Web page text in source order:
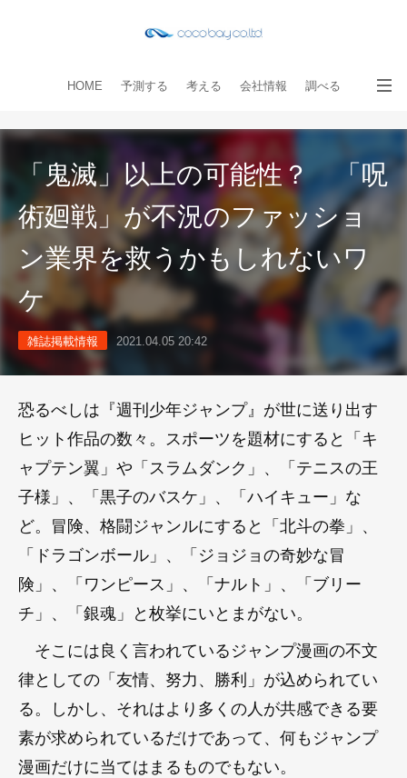
HOME 予測する 考える 会社情報 調べる
教える 読み物 出版物 手伝う お問い合わせ
「鬼滅」以上の可能性？ 「呪
術廻戦」が不況のファッショ
ン業界を救うかもしれないワ
ケ
雑誌掲載情報 2021.04.05 20:42
恐るべしは『週刊少年ジャンプ』が世に送り出す
ヒット作品の数々。スポーツを題材にすると「キ
ャプテン翼」や「スラムダンク」、「テニスの王
子様」、「黒子のバスケ」、「ハイキュー」な
ど。冒険、格闘ジャンルにすると「北斗の拳」、
「ドラゴンボール」、「ジョジョの奇妙な冒
険」、「ワンピース」、「ナルト」、「ブリー
チ」、「銀魂」と枚挙にいとまがない。
そこには良く言われているジャンプ漫画の不文
律としての「友情、努力、勝利」が込められてい
る。しかし、それはより多くの人が共感できる要
素が求められているだけであって、何もジャンプ
漫画だけに当てはまるものでもない。